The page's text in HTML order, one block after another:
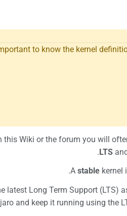
to know the kernel
Wiki or the forum you will
LTS
A stable kernel
latest Long Term Support (LTS)
and keep it running using the